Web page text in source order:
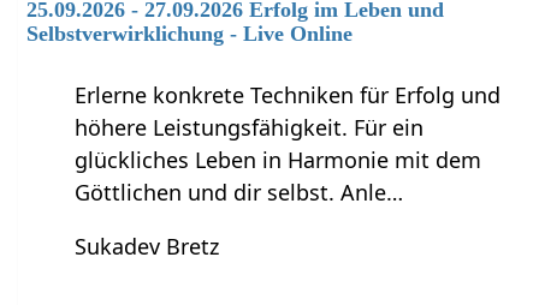
25.09.2026 - 27.09.2026 Erfolg im Leben und
Selbstverwirklichung - Live Online
Erlerne konkrete Techniken für Erfolg und
höhere Leistungsfähigkeit. Für ein
glückliches Leben in Harmonie mit dem
Göttlichen und dir selbst. Anle…
Sukadev Bretz